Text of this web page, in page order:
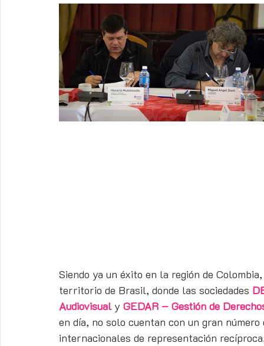
Siendo ya un éxito en la región de
territorio de Brasil, donde las sociedades
Audiovisual y GEDAR – Gestión de
en día, no solo cuentan con un gran
internacionales de representación